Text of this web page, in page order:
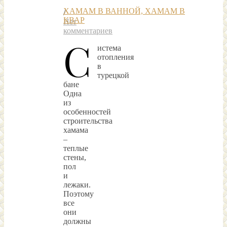
/
Нет
комментариев
С
истема
отопления
в
турецкой
бане
Одна
из
особенностей
строительства
хамама
–
теплые
стены,
пол
и
лежаки.
Поэтому
все
они
должны
ХАМАМ В ВАННОЙ, ХАМАМ В
КВАР